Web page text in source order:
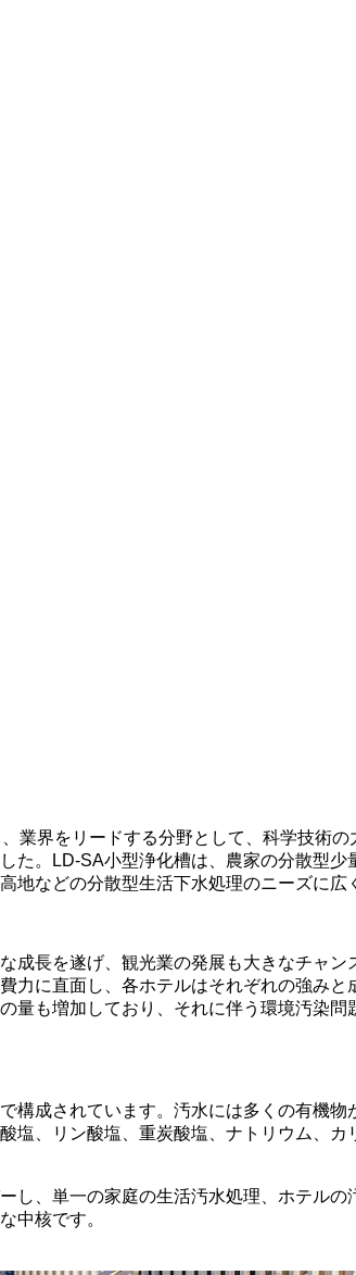
業界をリードする分野として、科学技術
た。LD-SA小型浄化槽は、農家の分散型
などの分散型生活下水処理のニーズに広
成長を遂げ、観光業の発展も大きなチャ
力に直面し、各ホテルはそれぞれの強み
量も増加しており、それに伴う環境汚染
構成されています。汚水には多くの有機
塩、リン酸塩、重炭酸塩、ナトリウム、
し、単一の家庭の生活汚水処理、ホテル
中核です。